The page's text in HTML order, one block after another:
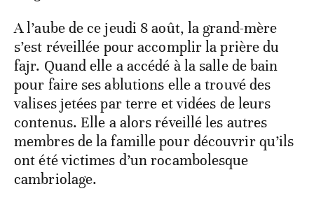
A l’aube de ce jeudi 8 août, la grand-mère
s’est réveillée pour accomplir la prière du
fajr. Quand elle a accédé à la salle de bain
pour faire ses ablutions elle a trouvé des
valises jetées par terre et vidées de leurs
contenus. Elle a alors réveillé les autres
membres de la famille pour découvrir qu’ils
ont été victimes d’un rocambolesque
cambriolage.